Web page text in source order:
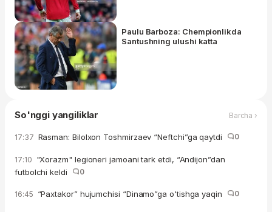
Paulu Barboza: Chempionlikda
Santushning ulushi katta
So'nggi yangiliklar Barcha ›
17:37 Rasman: Bilolxon Toshmirzaev “Neftchi”ga qaytdi 0
17:10 "Xorazm" legioneri jamoani tark etdi, “Andijon”dan
futbolchi keldi
0
16:45 “Paxtakor” hujumchisi “Dinamo”ga o'tishga yaqin 0